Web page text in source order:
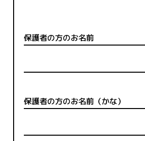
保護者の方のお名前
保護者の方のお名前（かな）